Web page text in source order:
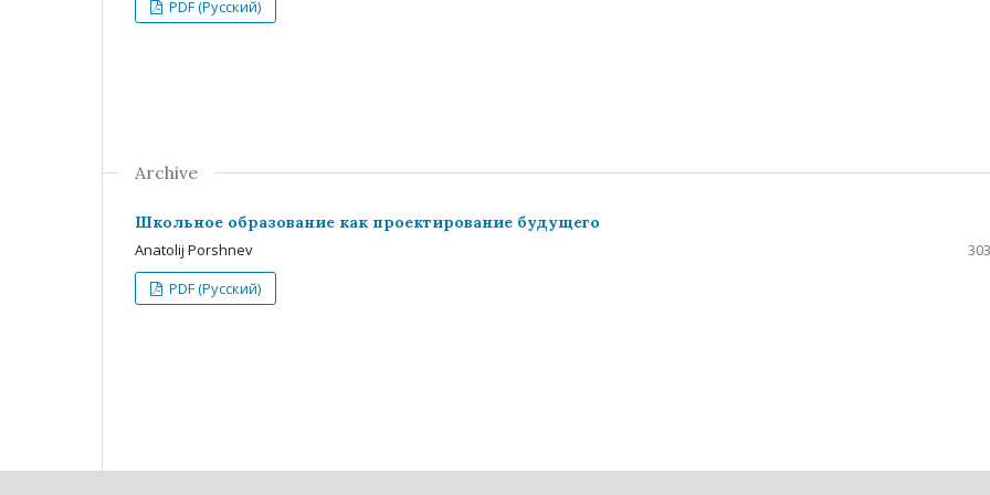
PDF (Русский)
Archive
Школьное образование как проектирование будущего
Anatolij Porshnev
PDF (Русский)